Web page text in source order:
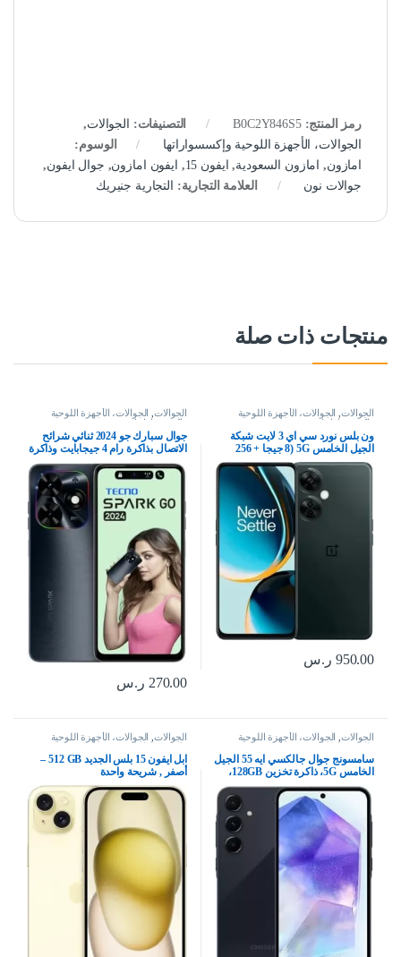
رمز المنتج:B0C2Y846S5 التصنيفات: الجوالات,
الجوالات، الأجهزة اللوحية وإكسسواراتها
الوسوم:
امازون, امازون السعودية, ايفون 15 , ايفون امازون, جوال ايفون,
جوالات نون
العلامة التجارية: التجارية جنيريك
منتجات ذات صلة
الجوالات
الجوالات، الأجهزة اللوحية
وإكسسواراتها
ون بلس نورد سي اي 3 لايت شبكة
الجيل الخامس 5G (8 جيجا + 256
جيجا، رمادي كروماتيك)، بشريحتين
950.00 ر.س
الجوالات
الجوالات، الأجهزة اللوحية
وإكسسواراتها
جوال سبارك جو 2024 ثنائي شرائح
الاتصال بذاكرة رام 4 جيجابايت وذاكرة
اصدار الشرق الاوسط، أسود
270.00 ر.س
الجوالات الجوالات، الأجهزة اللوحية
وإكسسواراتها
سامسونج جوال جالكسي ايه 55 الجيل
الخامس 5G، ذاكرة تخزين 128GB،
ذاكرة RAM 8GB، هاتف ذكي بنظام
اندرويد، كحلي رائع (اصدار المملكة
العربية السعودية)
الجوالات الجوالات، الأجهزة اللوحية
وإكسسواراتها
ابل ايفون 15 بلس الجديد‏ GB‏ 512‏‏‏‏ –
أصفر , شريحة واحدة